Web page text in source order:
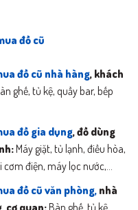
đồ cũ
đồ cũ nhà hàng, khách
ghế, tủ kệ, quầy bar, bếp
đồ gia dụng, đồ dùng
Máy giặt, tủ lạnh, điều hòa,
cơm điện, máy lọc nước,…
đồ cũ văn phòng,nhà
cơ quan:Bàn ghế, tủ kệ,